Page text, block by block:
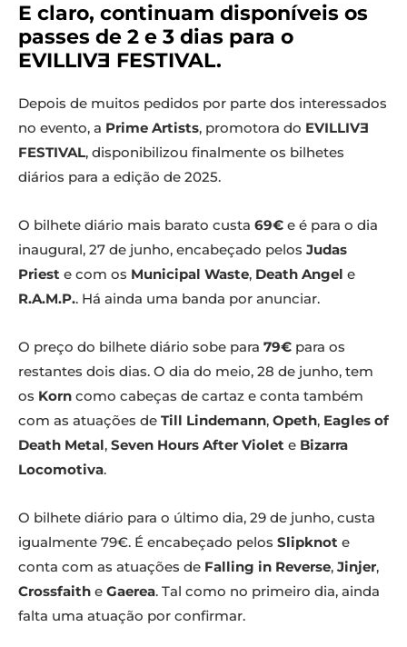
E claro, continuam disponíveis os
passes de 2 e 3 dias para o
EVILLIVƎ FESTIVAL.
Depois de muitos pedidos por parte dos interessados
no evento, a Prime Artists, promotora do EVILLIVƎ
FESTIVAL, disponibilizou finalmente os bilhetes
diários para a edição de 2025.
O bilhete diário mais barato custa 69€ e é para o dia
inaugural, 27 de junho, encabeçado pelos Judas
Priest e com os Municipal Waste, Death Angel e
R.A.M.P.. Há ainda uma banda por anunciar.
O preço do bilhete diário sobe para 79€ para os
restantes dois dias. O dia do meio, 28 de junho, tem
os Korn como cabeças de cartaz e conta também
com as atuações de Till Lindemann, Opeth, Eagles of
Death Metal, Seven Hours After Violet e Bizarra
Locomotiva.
O bilhete diário para o último dia, 29 de junho, custa
igualmente 79€. É encabeçado pelos Slipknot e
conta com as atuações de Falling in Reverse, Jinjer,
Crossfaith e Gaerea. Tal como no primeiro dia, ainda
falta uma atuação por confirmar.